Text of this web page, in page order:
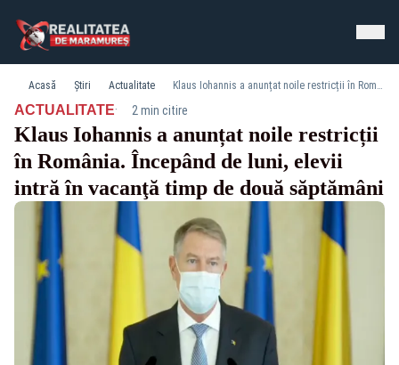
Acasă Știri Actualitate Klaus Iohannis a anunțat noile restricții în România. Începând de luni, elevii intră în vacanţă timp de două săptămâni
ACTUALITATE· 2 min citire
Klaus Iohannis a anunțat noile restricții
în România. Începând de luni, elevii
intră în vacanţă timp de două săptămâni